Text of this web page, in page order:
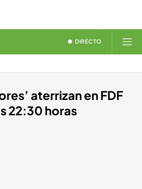
DIRECTO
aterrizan en FDF
22:30 horas